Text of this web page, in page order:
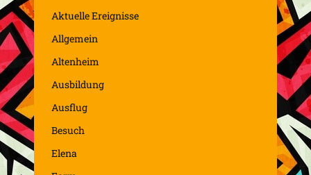
Aktuelle Ereignisse
Allgemein
Altenheim
Ausbildung
Ausflug
Besuch
Elena